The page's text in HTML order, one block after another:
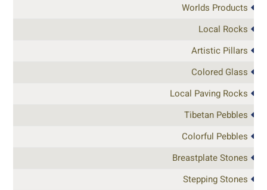
Worlds Products
Local Rocks
Artistic Pillars
Colored Glass
Local Paving Rocks
Tibetan Pebbles
Colorful Pebbles
Breastplate Stones
Stepping Stones